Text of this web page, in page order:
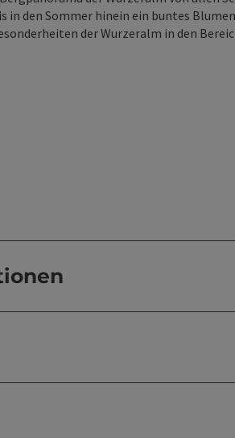
den Sommer hinein ein buntes
der Wurzeralm in den